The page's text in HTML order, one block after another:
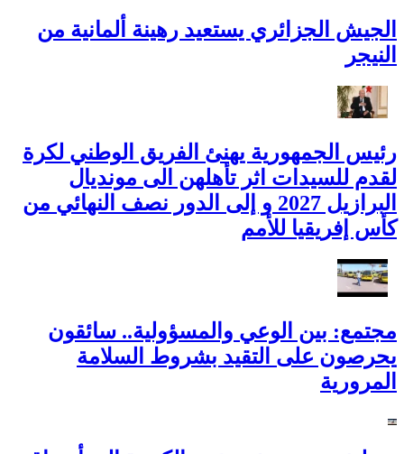
الجيش الجزائري يستعيد رهينة ألمانية من
النيجر
رئيس الجمهورية يهنئ الفريق الوطني لكرة
لقدم للسيدات اثر تأهلهن الى مونديال
البرازيل 2027 و إلى الدور نصف النهائي من
كأس إفريقيا للأمم
مجتمع: بين الوعي والمسؤولية.. سائقون
يحرصون على التقيد بشروط السلامة
المرورية